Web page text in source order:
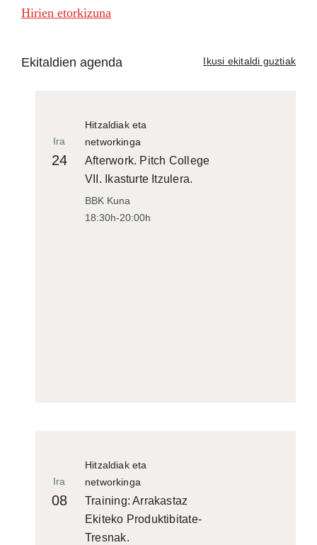
Hirien etorkizuna
Ekitaldien agenda Ikusi ekitaldi guztiak
Hitzaldiak eta
networkinga
Ira
24
Afterwork. Pitch College
VII. Ikasturte Itzulera.
BBK Kuna
18:30h-20:00h
Hitzaldiak eta
networkinga
Ira
08
Training: Arrakastaz
Ekiteko Produktibitate-
Tresnak.